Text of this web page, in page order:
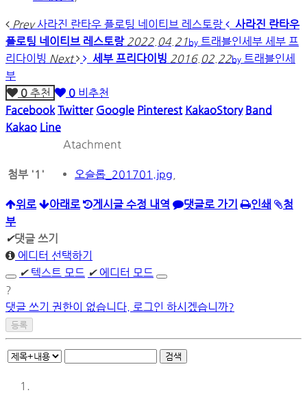
Prev사라진 란타우 플로팅 네이티브 레스토랑
사라진 란타우
플로팅 네이티브 레스토랑 2022.04.21by 트래블인세부 세부 프
리다이빙 Next 세부 프리다이빙 2016.02.22by 트래블인세
부
0 추천 0 비추천
Facebook Twitter Google Pinterest KakaoStory Band
Kakao Line
Atachment
첨부 '1 ' 오슬롭_201701.jpg
위로 아래로 게시글 수정 내역 댓글로 가기 인쇄
첨
부
✔댓글 쓰기
에디터 선택하기
✔ 텍스트 모드 ✔ 에디터 모드
?
댓글 쓰기 권한이 없습니다. 로그인 하시겠습니까?
검색